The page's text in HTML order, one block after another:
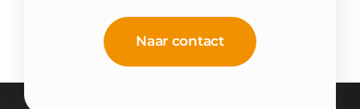
Naar contact